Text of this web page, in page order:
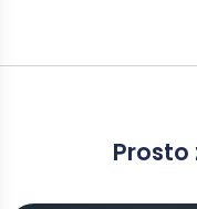
Prosto